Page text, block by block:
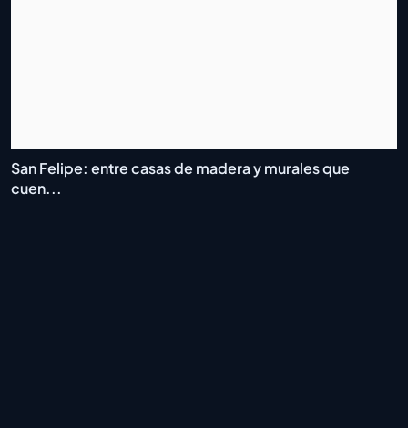
San Felipe: entre casas de madera y murales que
cuen...